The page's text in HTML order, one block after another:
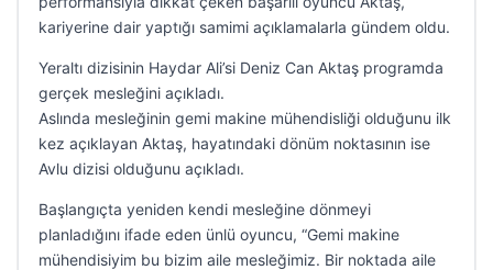
kariyerine dair yaptığı samimi açıklamalarla gündem oldu.
Yeraltı dizisinin Haydar Ali’si Deniz Can Aktaş programda
gerçek mesleğini açıkladı.
Aslında mesleğinin gemi makine mühendisliği olduğunu ilk
kez açıklayan Aktaş, hayatındaki dönüm noktasının ise
Avlu dizisi olduğunu açıkladı.
Başlangıçta yeniden kendi mesleğine dönmeyi
planladığını ifade eden ünlü oyuncu, “Gemi makine
mühendisiyim bu bizim aile mesleğimiz. Bir noktada aile